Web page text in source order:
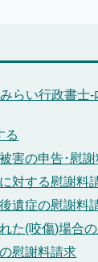
らい行政書士
る
害の申告･慰
対する慰謝料
遺症の慰謝料
た(咬傷)場合
慰謝料請求